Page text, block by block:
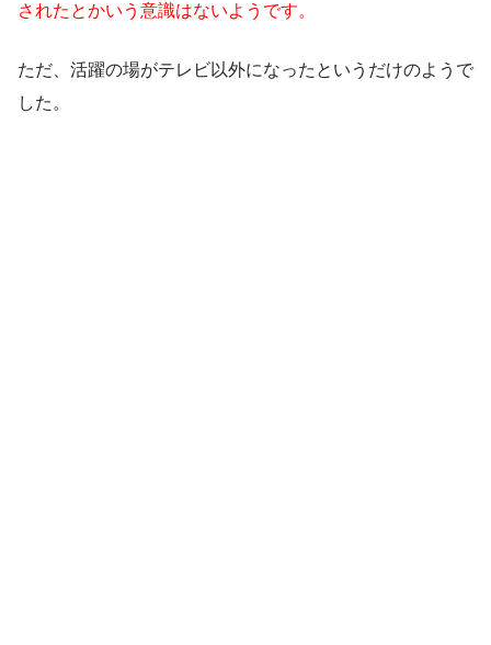
されたとかいう意識はないようです。
ただ、活躍の場がテレビ以外になったというだけのようで
した。